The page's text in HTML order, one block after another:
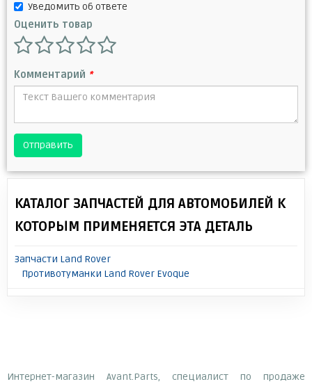
Уведомить об ответе
Оценить товар
Комментарий *
Отправить
КАТАЛОГ ЗАПЧАСТЕЙ ДЛЯ АВТОМОБИЛЕЙ К
КОТОРЫМ ПРИМЕНЯЕТСЯ ЭТА ДЕТАЛЬ
Запчасти Land Rover
Противотуманки Land Rover Evoque
Интернет-магазин Avant.Parts, специалист по продаже